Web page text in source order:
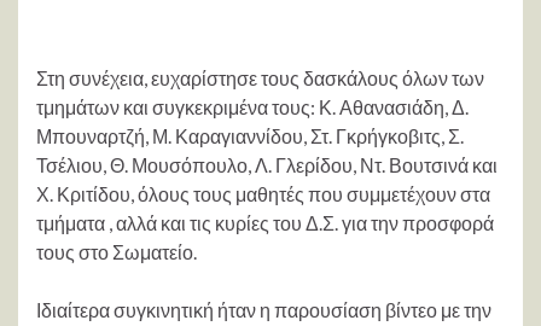
Στη συνέχεια, ευχαρίστησε τους δασκάλους όλων των
τμημάτων και συγκεκριμένα τους: Κ. Αθανασιάδη, Δ.
Μπουναρτζή, Μ. Καραγιαννίδου, Στ. Γκρήγκοβιτς, Σ.
Τσέλιου, Θ. Μουσόπουλο, Λ. Γλερίδου, Ντ. Βουτσινά και
Χ. Κριτίδου, όλους τους μαθητές που συμμετέχουν στα
τμήματα , αλλά και τις κυρίες του Δ.Σ. για την προσφορά
τους στο Σωματείο.
Ιδιαίτερα συγκινητική ήταν η παρουσίαση βίντεο με την